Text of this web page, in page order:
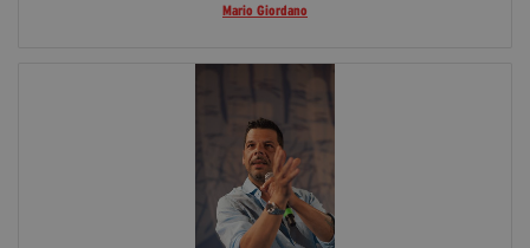
Mario Giordano